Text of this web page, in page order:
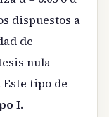
dispuestos a
de
nula
tipo de
I.